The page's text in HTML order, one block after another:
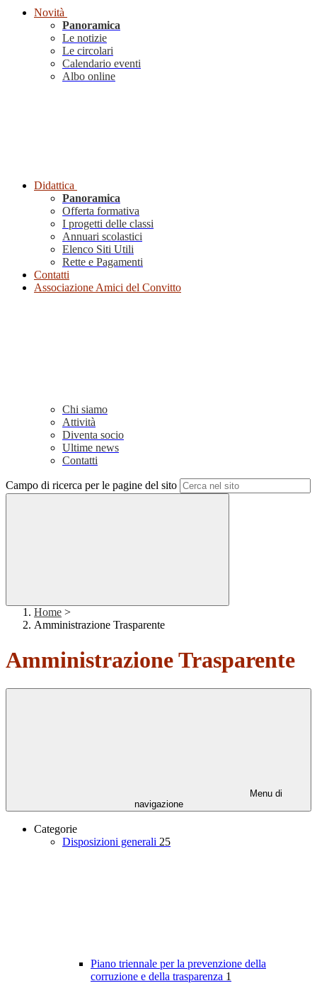
Novità
Panoramica
Le notizie
Le circolari
Calendario eventi
Albo online
Didattica
Panoramica
Offerta formativa
I progetti delle classi
Annuari scolastici
Elenco Siti Utili
Rette e Pagamenti
Contatti
Associazione Amici del Convitto
Chi siamo
Attività
Diventa socio
Ultime news
Contatti
Campo di ricerca per le pagine del sito
Home >
Amministrazione Trasparente
Amministrazione Trasparente
Menu di
navigazione
Categorie
Disposizioni generali 25
Piano triennale per la prevenzione della
corruzione e della trasparenza 1